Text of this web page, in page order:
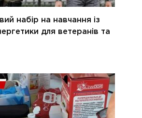
набір на навчання із
для ветеранів та